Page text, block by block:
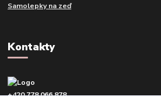
Samolepky na zeď
Kontakty
+420 778 066 878